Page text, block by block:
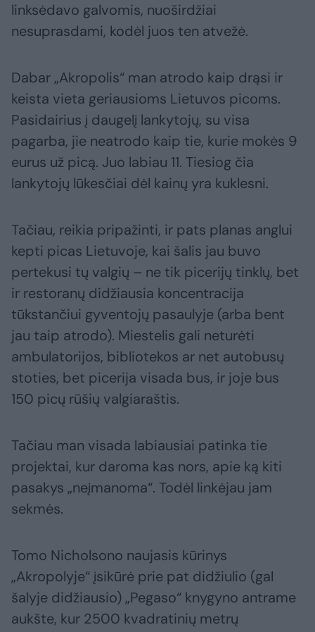
linksėdavo galvomis, nuoširdžiai
nesuprasdami, kodėl juos ten atvežė.
Dabar „Akropolis“ man atrodo kaip drąsi ir
keista vieta geriausioms Lietuvos picoms.
Pasidairius į daugelį lankytojų, su visa
pagarba, jie neatrodo kaip tie, kurie mokės 9
eurus už picą. Juo labiau 11. Tiesiog čia
lankytojų lūkesčiai dėl kainų yra kuklesni.
Tačiau, reikia pripažinti, ir pats planas anglui
kepti picas Lietuvoje, kai šalis jau buvo
pertekusi tų valgių – ne tik picerijų tinklų, bet
ir restoranų didžiausia koncentracija
tūkstančiui gyventojų pasaulyje (arba bent
jau taip atrodo). Miestelis gali neturėti
ambulatorijos, bibliotekos ar net autobusų
stoties, bet picerija visada bus, ir joje bus
150 picų rūšių valgiaraštis.
Tačiau man visada labiausiai patinka tie
projektai, kur daroma kas nors, apie ką kiti
pasakys „neįmanoma“. Todėl linkėjau jam
sekmės.
Tomo Nicholsono naujasis kūrinys
„Akropolyje“ įsikūrė prie pat didžiulio (gal
šalyje didžiausio) „Pegaso“ knygyno antrame
aukšte, kur 2500 kvadratinių metrų